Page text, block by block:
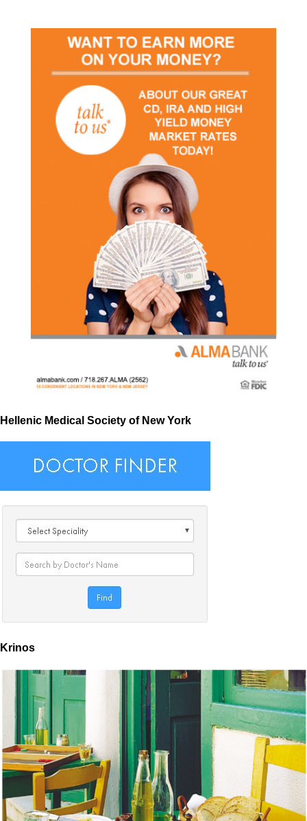
Hellenic Medical Society of New York
Krinos